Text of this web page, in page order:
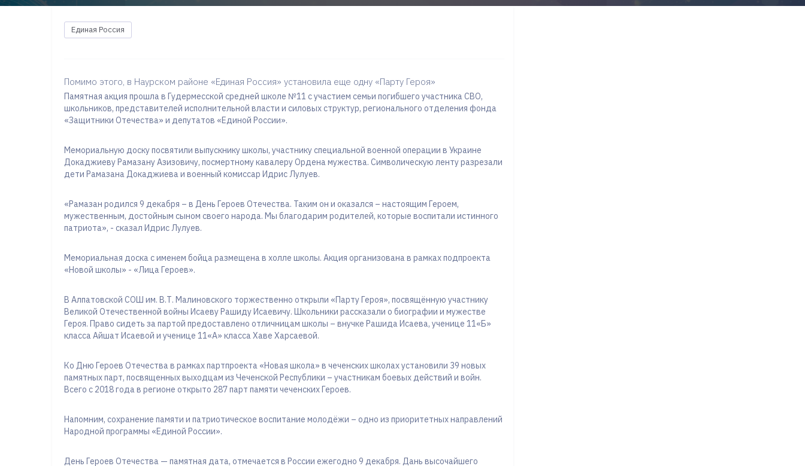
Единая Россия
Помимо этого, в Наурском районе «Единая Россия» установила еще одну «Парту Героя»
Памятная акция прошла в Гудермесской средней школе №11 с участием семьи погибшего участника СВО,
школьников, представителей исполнительной власти и силовых структур, регионального отделения фонда
«Защитники Отечества» и депутатов «Единой России».
Мемориальную доску посвятили выпускнику школы, участнику специальной военной операции в Украине
Докаджиеву Рамазану Азизовичу, посмертному кавалеру Ордена мужества. Символическую ленту разрезали
дети Рамазана Докаджиева и военный комиссар Идрис Лулуев.
«Рамазан родился 9 декабря – в День Героев Отечества. Таким он и оказался – настоящим Героем,
мужественным, достойным сыном своего народа. Мы благодарим родителей, которые воспитали истинного
патриота», - сказал Идрис Лулуев.
Мемориальная доска с именем бойца размещена в холле школы. Акция организована в рамках подпроекта
«Новой школы» - «Лица Героев».
В Алпатовской СОШ им. В.Т. Малиновского торжественно открыли «Парту Героя», посвящённую участнику
Великой Отечественной войны Исаеву Рашиду Исаевичу. Школьники рассказали о биографии и мужестве
Героя. Право сидеть за партой предоставлено отличницам школы – внучке Рашида Исаева, ученице 11«Б»
класса Айшат Исаевой и ученице 11«А» класса Хаве Харсаевой.
Ко Дню Героев Отечества в рамках партпроекта «Новая школа» в чеченских школах установили 39 новых
памятных парт, посвященных выходцам из Чеченской Республики – участникам боевых действий и войн.
Всего с 2018 года в регионе открыто 287 парт памяти чеченских Героев.
Напомним, сохранение памяти и патриотическое воспитание молодёжи – одно из приоритетных направлений
Народной программы «Единой России».
День Героев Отечества — памятная дата, отмечается в России ежегодно 9 декабря. Дань высочайшего